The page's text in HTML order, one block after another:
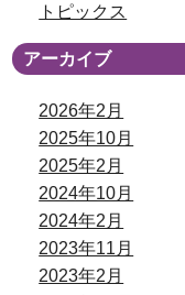
トピックス
アーカイブ
2026年2月
2025年10月
2025年2月
2024年10月
2024年2月
2023年11月
2023年2月